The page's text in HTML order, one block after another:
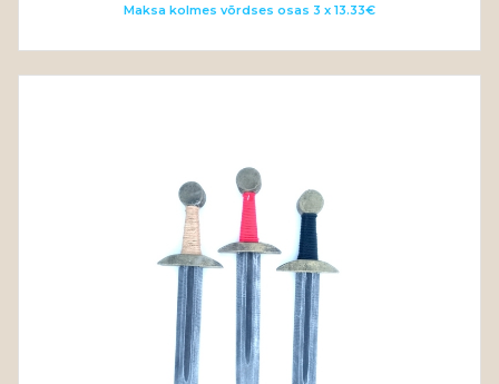
Maksa kolmes võrdses osas 3 x 13.33€